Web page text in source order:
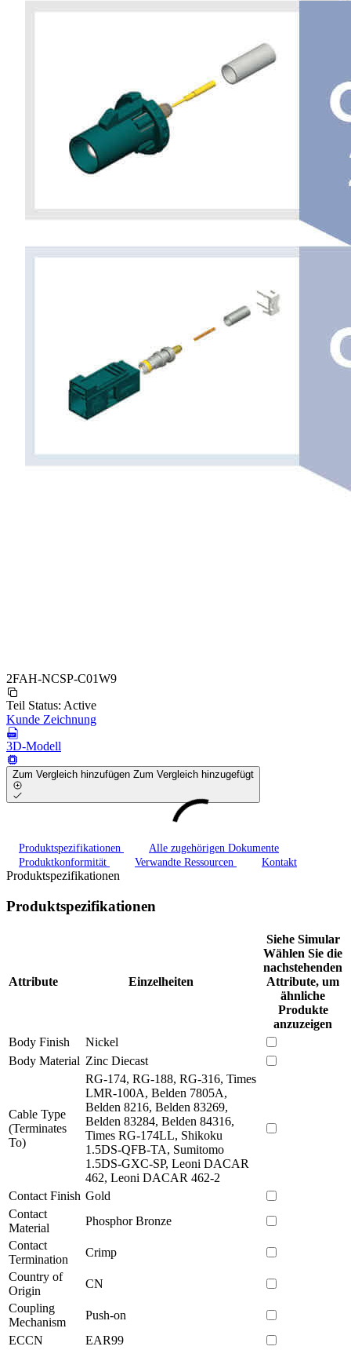
2FAH-NCSP-C01W9
Teil Status: Active
Kunde Zeichnung
3D-Modell
Zum Vergleich hinzufügen Zum Vergleich hinzugefügt
Produktspezifikationen
Alle zugehörigen Dokumente
Produktkonformität
Verwandte Ressourcen Kontakt
Produktspezifikationen
Produktspezifikationen
Attribute Einzelheiten
Siehe Simular
Wählen Sie die
nachstehenden
Attribute, um
ähnliche
Produkte
anzuzeigen
Body Finish
Nickel
Body Material Zinc Diecast
Cable Type
(Terminates
To)
RG-174, RG-188, RG-316, Times
LMR-100A, Belden 7805A,
Belden 8216, Belden 83269,
Belden 83284, Belden 84316,
Times RG-174LL, Shikoku
1.5DS-QFB-TA, Sumitomo
1.5DS-GXC-SP, Leoni DACAR
462, Leoni DACAR 462-2
Contact Finish Gold
Contact
Material
Phosphor Bronze
Contact
Termination
Crimp
Country of
Origin
CN
Coupling
Mechanism
Push-on
ECCN
EAR99